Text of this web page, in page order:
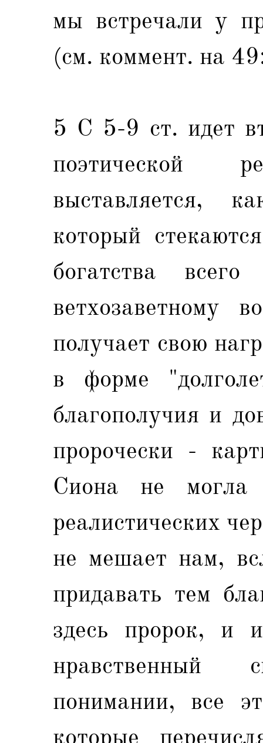
мы встречали у
(см. коммент. на
5 С 5-9 ст. идет
поэтической
выставляется,
который
богатства
ветхозаветному
получает свою
в форме
благополучия и
пророчески -
Сиона не могла
реалистических
не мешает нам,
придавать тем
здесь пророк, и
понимании, все
которые